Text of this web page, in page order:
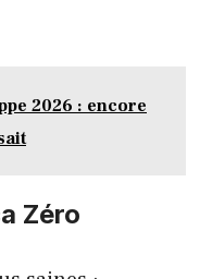
2026 : encore
Zéro